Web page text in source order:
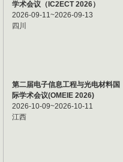
学术会议（IC2ECT 2026）
2026-09-11~2026-09-13
四川
第二届电子信息工程与光电材料国
际学术会议(OMEIE 2026)
2026-10-09~2026-10-11
江西